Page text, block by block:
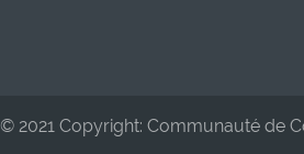
© 2021 Copyright: Communauté de